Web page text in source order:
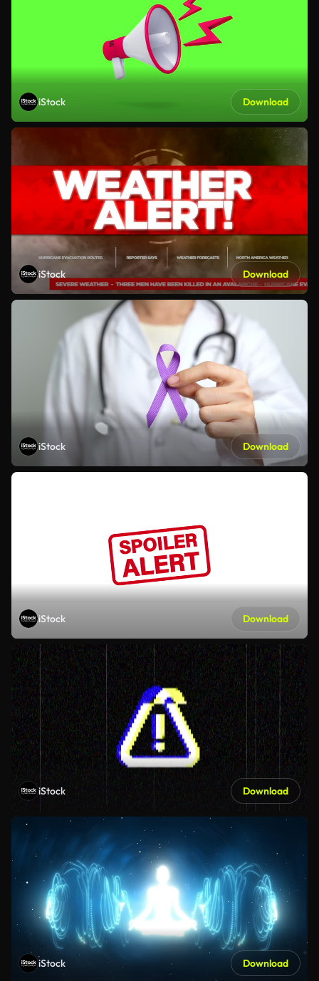
iStock Download
iStock Download
iStock Download
iStock Download
iStock Download
iStock Download